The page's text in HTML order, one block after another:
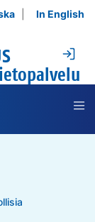
In English